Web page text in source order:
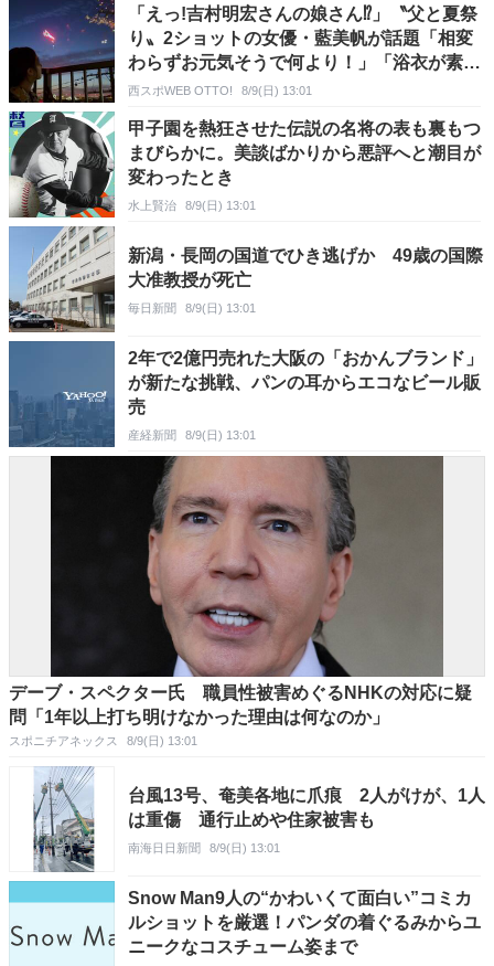
「えっ!吉村明宏さんの娘さん⁉」〝父と夏祭
り〟2ショットの女優・藍美帆が話題「相変
わらずお元気そうで何より！」「浴衣が素
敵！」の声
西スポWEB OTTO! 8/9(日) 13:01
甲子園を熱狂させた伝説の名将の表も裏もつ
まびらかに。美談ばかりから悪評へと潮目が
変わったとき
水上賢治 8/9(日) 13:01
新潟・長岡の国道でひき逃げか 49歳の国際
大准教授が死亡
毎日新聞 8/9(日) 13:01
2年で2億円売れた大阪の「おかんブランド」
が新たな挑戦、パンの耳からエコなビール販
売
産経新聞 8/9(日) 13:01
デーブ・スペクター氏 職員性被害めぐるNHKの対応に疑
問「1年以上打ち明けなかった理由は何なのか」
スポニチアネックス 8/9(日) 13:01
台風13号、奄美各地に爪痕 2人がけが、1人
は重傷 通行止めや住家被害も
南海日日新聞 8/9(日) 13:01
Snow Man9人の“かわいくて面白い”コミカ
ルショットを厳選！パンダの着ぐるみからユ
ニークなコスチューム姿まで